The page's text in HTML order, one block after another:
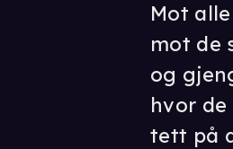
Mot
mot de
og
hvor
tett på